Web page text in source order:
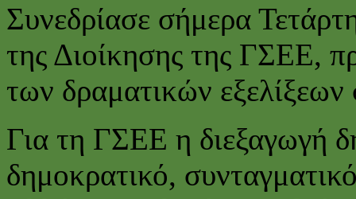
Συνεδρίασε σήμερα
της Διοίκησης της ΓΣΕΕ,
των δραματικών
Για τη ΓΣΕΕ η διεξαγωγή
δημοκρατικό,